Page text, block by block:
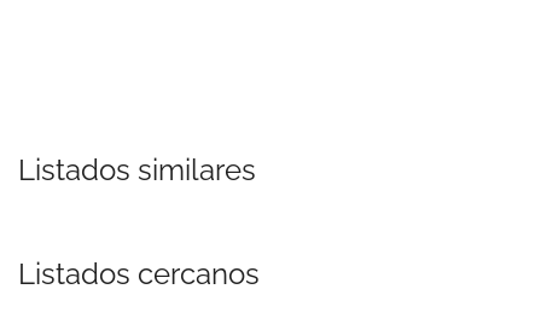
Listados similares
Listados cercanos